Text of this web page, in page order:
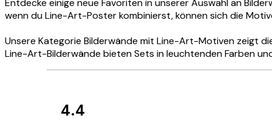
wenn du Line-Art-Poster kombinierst, können sich die
Unsere Kategorie Bilderwände mit Line-Art-Motiven zeigt
Line-Art-Bilderwände bieten Sets in leuchtenden Farben
4.4